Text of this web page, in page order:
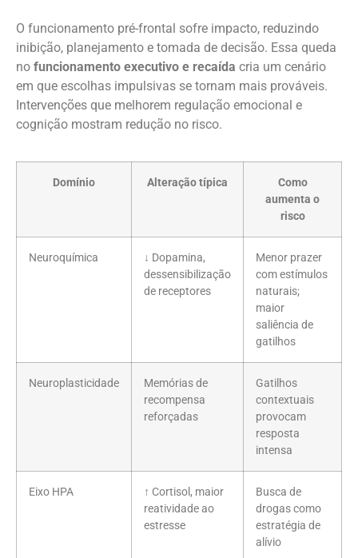
O funcionamento pré-frontal sofre impacto, reduzindo
inibição, planejamento e tomada de decisão. Essa queda
no funcionamento executivo e recaída cria um cenário
em que escolhas impulsivas se tornam mais prováveis.
Intervenções que melhorem regulação emocional e
cognição mostram redução no risco.
Domínio Alteração típica
Como
aumenta o
risco
Neuroquímica
↓ Dopamina,
dessensibilização
de receptores
Menor prazer
com estímulos
naturais;
maior
saliência de
gatilhos
Neuroplasticidade
Memórias de
recompensa
reforçadas
Gatilhos
contextuais
provocam
resposta
intensa
Eixo HPA
↑ Cortisol, maior
reatividade ao
estresse
Busca de
drogas como
estratégia de
alívio